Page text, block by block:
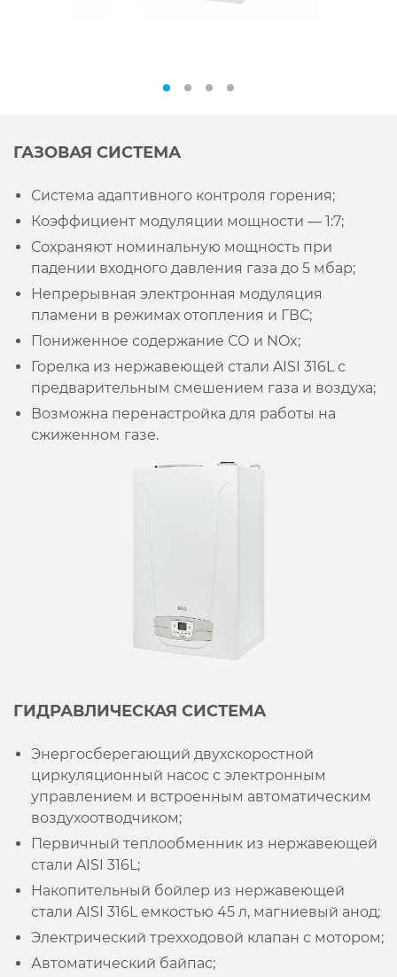
ГАЗОВАЯ СИСТЕМА
Система адаптивного контроля горения;
Коэффициент модуляции мощности — 1:7;
Сохраняют номинальную мощность при
падении входного давления газа до 5 мбар;
Непрерывная электронная модуляция
пламени в режимах отопления и ГВС;
Пониженное содержание СО и NOx;
Горелка из нержавеющей стали AISI 316L с
предварительным смешением газа и воздуха;
Возможна перенастройка для работы на
сжиженном газе.
ГИДРАВЛИЧЕСКАЯ СИСТЕМА
Энергосберегающий двухскоростной
циркуляционный насос с электронным
управлением и встроенным автоматическим
воздухоотводчиком;
Первичный теплообменник из нержавеющей
стали AISI 316L;
Накопительный бойлер из нержавеющей
стали AISI 316L емкостью 45 л, магниевый анод;
Электрический трехходовой клапан с мотором;
Автоматический байпас;